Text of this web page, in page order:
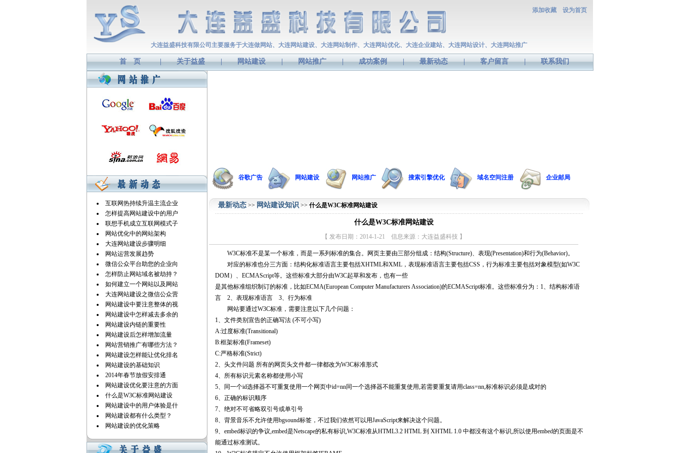
设为首页
添加收藏
大连益盛科技有限公司主要服务于大连做网站、大连网站建设、大连网站制作、大连网站优化、大连企业建站、大连网站设计、大连网站推广
首 页 | 关于益盛 | 网站建设 | 网站推广 | 成功案例 | 最新动态 | 客户留言 | 联系我们
互联网热持续升温主流企业
怎样提高网站建设中的用户
联想手机成立互联网模式子
网站优化中的网站架构
大连网站建设步骤明细
网站运营发展趋势
微信公众平台助您的企业向
怎样防止网站域名被劫持？
如何建立一个网站以及网站
大连网站建设之微信公众营
网站建设中要注意整体的视
网站建设中怎样减去多余的
网站建设内链的重要性
网站建设后怎样增加流量
网站营销推广有哪些方法？
网站建设怎样能让优化排名
网站建设的基础知识
2014年春节放假安排通
网站建设优化要注意的方面
什么是W3C标准网站建设
网站建设中的用户体验是什
网站建设都有什么类型？
网站建设的优化策略
谷歌广告 网站建设 网站推广 搜索引擎优化 域名空间注册 企业邮局
最新动态 >> 网站建设知识 >> 什么是W3C标准网站建设
什么是W3C标准网站建设
【 发布日期：2014-1-21 信息来源：大连益盛科技 】
W3C标准不是某一个标准，而是一系列标准的集合。网页主要由三部分组成：结构(Structure)、表现(Presentation)和行为(Behavior)。
对应的标准也分三方面：结构化标准语言主要包括XHTML和XML，表现标准语言主要包括CSS，行为标准主要包括对象模型(如W3C
DOM）、ECMAScript等。这些标准大部分由W3C起草和发布，也有一些
是其他标准组织制订的标准，比如ECMA(European Computer Manufacturers Association)的ECMAScript标准。这些标准分为：1、结构标准语
言 2、表现标准语言 3、行为标准
网站要通过W3C标准，需要注意以下几个问题：
1、文件类别宣告的正确写法 (不可小写)
A:过度标准(Transitional)
B:框架标准(Frameset)
C:严格标准(Strict)
2、头文件问题 所有的网页头文件都一律都改为W3C标准形式
4、所有标识元素名称都使用小写
5、同一个id选择器不可重复使用一个网页中id=nn同一个选择器不能重复使用,若需要重复请用class=nn,标准标识必须是成对的
6、正确的标识顺序
7、绝对不可省略双引号或单引号
8、背景音乐不允许使用bgsound标签，不过我们依然可以用JavaScript来解决这个问题。
9、embed标识的争议,embed是Netscape的私有标识,W3C标准从HTML3.2 HTML 到 XHTML 1.0 中都没有这个标识,所以使用embed的页面是不
能通过标准测试。